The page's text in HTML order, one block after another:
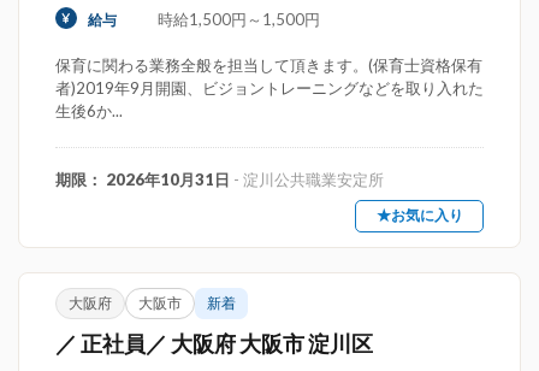
給与 時給1,500円～1,500円
保育に関わる業務全般を担当して頂きます。(保育士資格保有
者)2019年9月開園、ビジョントレーニングなどを取り入れた
生後6か...
期限： 2026年10月31日 - 淀川公共職業安定所
★お気に入り
大阪府 大阪市 新着
／ 正社員／ 大阪府 大阪市 淀川区